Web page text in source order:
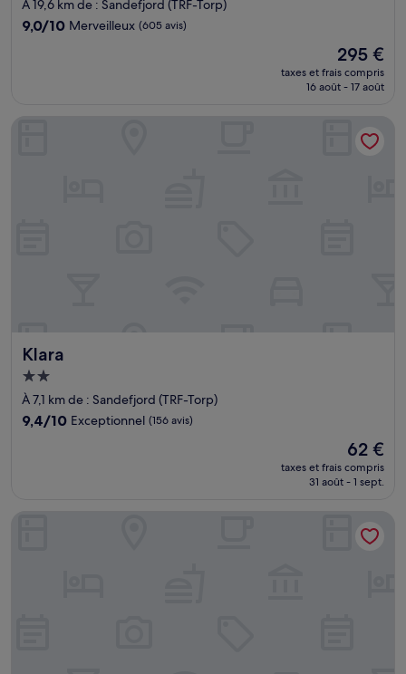
À 19,6 km de : Sandefjord (TRF-Torp)
9.0
9,0/10 Merveilleux (605 avis)
Le
nouveau
prix
de
295 €
295 €
taxes et frais compris
16 août - 17 août
Klara
Klara
Hébergement
2.0 étoiles
À 7,1 km de : Sandefjord (TRF-Torp)
9.4
9,4/10 Exceptionnel (156 avis)
Le
nouveau
prix
62 €
62 €
taxes et frais compris
31 août - 1 sept.
Home Hotel Atlantic